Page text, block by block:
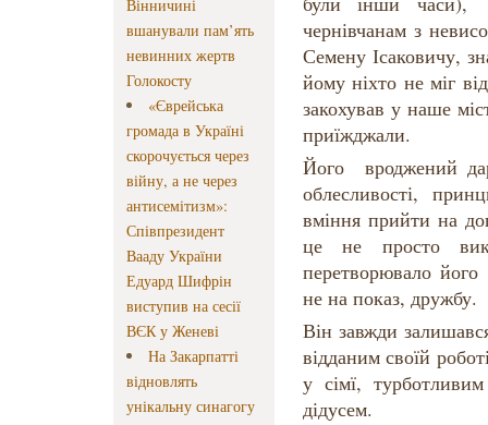
Вінничині
вшанували пам’ять
невинних жертв
Голокосту
«Єврейська
громада в Україні
скорочується через
війну, а не через
антисемітизм»:
Співпрезидент
Вааду України
Едуард Шифрін
виступив на сесії
ВЄК у Женеві
На Закарпатті
відновлять
унікальну синагогу
чернівчанам з
Семену Ісаковичу,
йому ніхто не міг
закохував у наше
приїжджали.
Його вроджений
облесливості,
вміння прийти на
це не просто
перетворювало
не на показ, дружбу.
Він завжди
відданим своїй
у сімї,
дідусем.